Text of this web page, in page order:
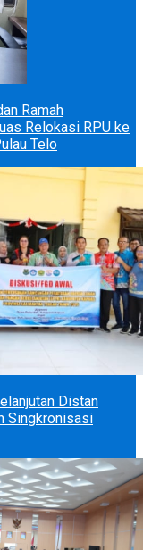
Ramah
Relokasi RPU ke
Telo
Distan
Singkronisasi